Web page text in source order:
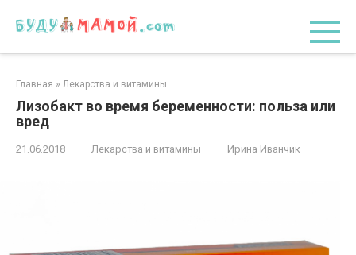
Главная » Лекарства и витамины
Лизобакт во время беременности: польза или
вред
21.06.2018 Лекарства и витамины Ирина Иванчик